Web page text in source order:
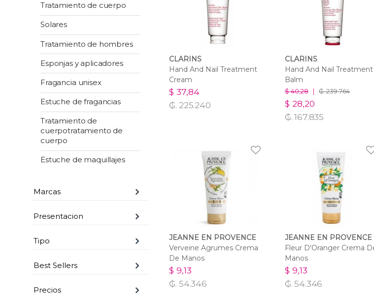
CLARINS
Hand And Nail Treatment
Cream
$ 37,84
₲. 225.240
CLARINS
Hand And Nail Treatment
Balm
$ 40,28|₲. 239.764
$ 28,20
₲. 167.835
JEANNE EN PROVENCE
Verveine Agrumes Crema
De Manos
$ 9,13
₲. 54.346
JEANNE EN PROVENCE
Fleur D'Oranger Crema
Manos
$ 9,13
₲. 54.346
Tratamiento de cuerpo
Solares
Tratamiento de hombres
Esponjas y aplicadores
Fragancia unisex
Estuche de fragancias
Tratamiento de
cuerpotratamiento de
cuerpo
Estuche de maquillajes
Marcas
Presentacion
Tipo
Best Sellers
Precios